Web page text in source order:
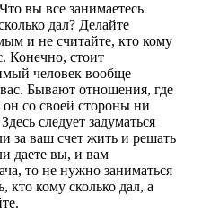
вы все занимаетесь
дал? Делайте
и не считайте, кто кому
Конечно, стоит
человек вообще
Бывают отношения, где
он со своей стороны ни
следует задуматься
за ваш счет жить и решать
даете вы, и вам
то не нужно заниматься
кто кому сколько дал, а